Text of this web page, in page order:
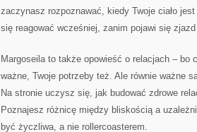
zaczynasz rozpoznawać, kiedy Twoje ciało
się reagować wcześniej, zanim pojawi się zjazd
Margoseila to także opowieść o relacjach – bo
ważne, Twoje potrzeby też. Ale równie ważne
Na stronie uczysz się, jak budować zdrowe
Poznajesz różnicę między bliskością a
być życzliwa, a nie rollercoasterem.